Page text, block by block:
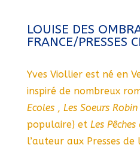
LOUISE DES
FRANCE/PRESSES
Yves Viollier est né en
inspiré de nombreux
Ecoles, Les Soeurs Robin
populaire) et Les
l’auteur aux Presses de